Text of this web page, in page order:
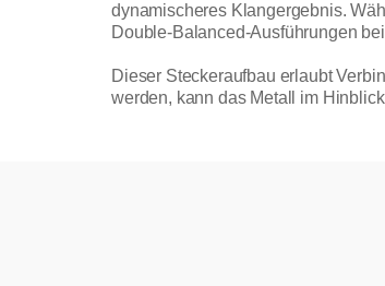
dynamischeres Klangergebnis.
Double-Balanced-Ausführungen
Dieser Steckeraufbau erlaubt
werden, kann das Metall im